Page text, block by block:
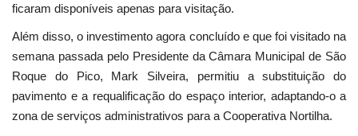
ficaram disponíveis apenas para visitação.
Além disso, o investimento agora concluído e que foi visitado na
semana passada pelo Presidente da Câmara Municipal de São
Roque do Pico, Mark Silveira, permitiu a substituição do
pavimento e a requalificação do espaço interior, adaptando-o a
zona de serviços administrativos para a Cooperativa Nortilha.